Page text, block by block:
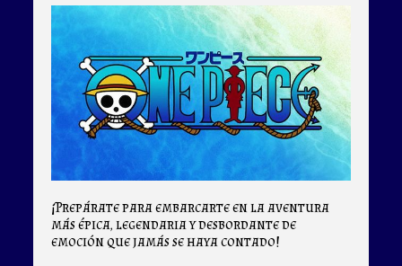
¡Prepárate para embarcarte en la aventura
más épica, legendaria y desbordante de
emoción que jamás se haya contado!